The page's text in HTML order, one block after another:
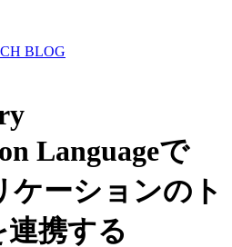
BLOG
Languageで
ケーションのト
携する